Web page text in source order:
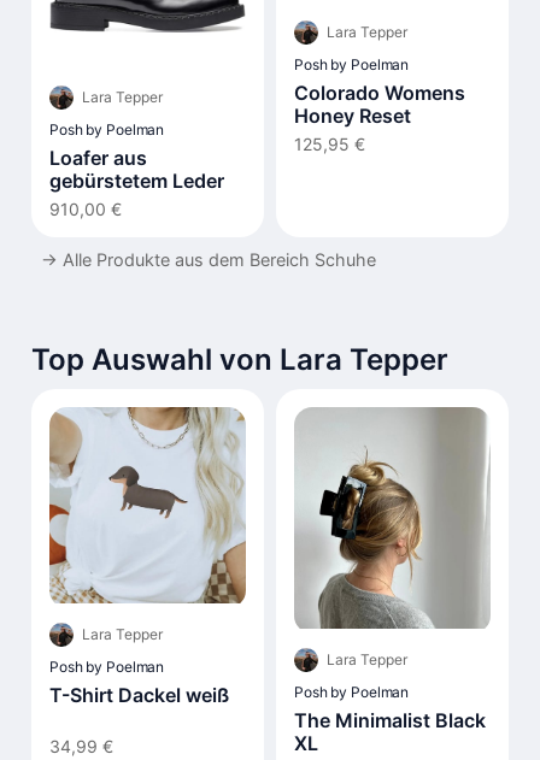
Lara Tepper
Posh by Poelman
Loafer aus
gebürstetem Leder
910,00 €
Lara Tepper
Posh by Poelman
Colorado Womens
Honey Reset
125,95 €
→ Alle Produkte aus dem Bereich Schuhe
Top Auswahl von Lara Tepper
Lara Tepper
Posh by Poelman
T-Shirt Dackel weiß
34,99 €
Lara Tepper
Posh by Poelman
The Minimalist Black
XL